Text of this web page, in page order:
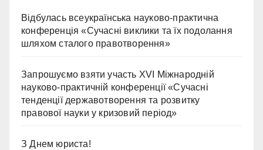
Відбулась всеукраїнська науково-практична
конференція «Сучасні виклики та їх подолання
шляхом сталого правотворення»
Запрошуємо взяти участь ХVІ Міжнародній
науково-практичній конференції «Сучасні
тенденції державотворення та розвитку
правової науки у кризовий період»
З Днем юриста!